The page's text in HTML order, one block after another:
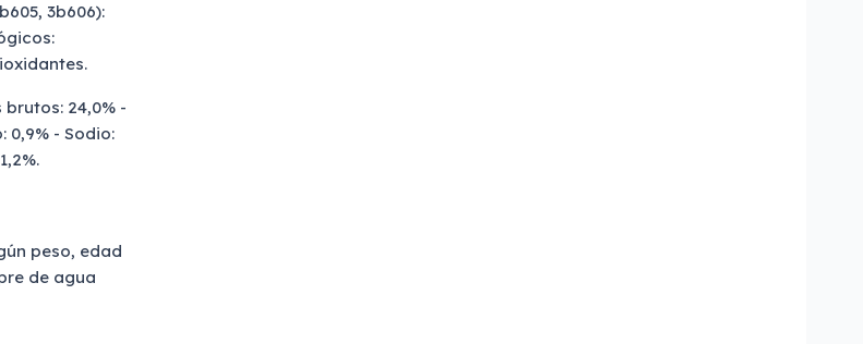
3b606):
24,0% -
0,9% - Sodio:
peso, edad
de agua